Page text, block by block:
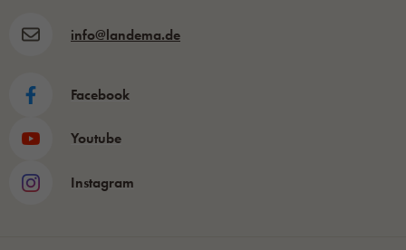
info@landema.de
Facebook
Youtube
Instagram